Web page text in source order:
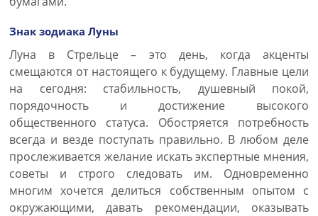
Знак зодиака Луны
Луна в Стрельце – это день, когда акценты
смещаются от настоящего к будущему. Главные цели
на сегодня: стабильность, душевный покой,
порядочность и достижение высокого
общественного статуса. Обостряется потребность
всегда и везде поступать правильно. В любом деле
прослеживается желание искать экспертные мнения,
советы и строго следовать им. Одновременно
многим хочется делиться собственным опытом с
окружающими, давать рекомендации, оказывать